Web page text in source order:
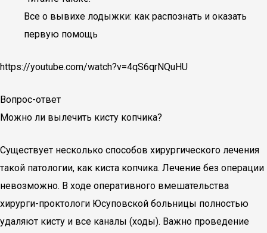
Все о вывихе лодыжки: как распознать и оказать
первую помощь
https://youtube.com/watch?v=4qS6qrNQuHU
Вопрос-ответ
Можно ли вылечить кисту копчика?
Существует несколько способов хирургического лечения
такой патологии, как киста копчика. Лечение без операции
невозможно. В ходе оперативного вмешательства
хирурги-проктологи Юсуповской больницы полностью
удаляют кисту и все каналы (ходы). Важно проведение